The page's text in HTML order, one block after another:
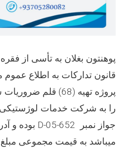
قانون تدارکات به اطلاع عموم
پروژه تهیه (68)
را به شرکت خدمات لوژستیکی
جواز نمبر
D-05-652 بوده و